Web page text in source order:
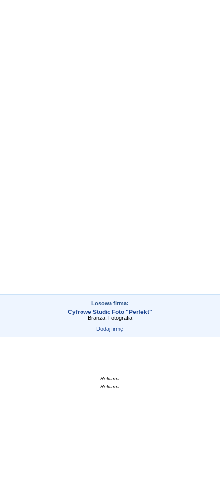
Losowa firma:
Cyfrowe Studio Foto "Perfekt"
Branża: Fotografia
Dodaj firmę
- Reklama -
- Reklama -